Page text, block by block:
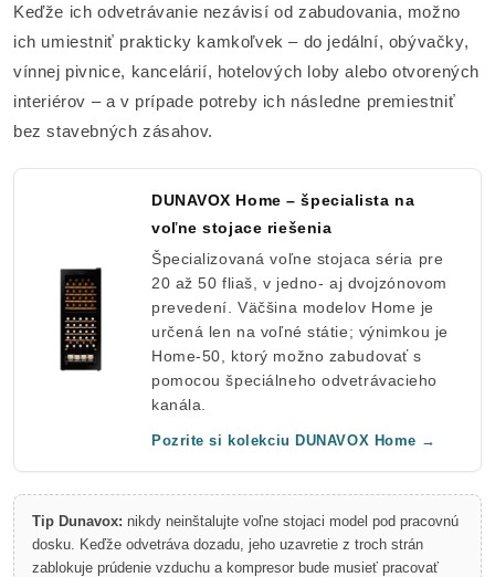
Keďže ich odvetrávanie nezávisí od zabudovania, možno
ich umiestniť prakticky kamkoľvek – do jedální, obývačky,
vínnej pivnice, kancelárií, hotelových loby alebo otvorených
interiérov – a v prípade potreby ich následne premiestniť
bez stavebných zásahov.
DUNAVOX Home – špecialista na
voľne stojace riešenia
Špecializovaná voľne stojaca séria pre
20 až 50 fliaš, v jedno- aj dvojzónovom
prevedení. Väčšina modelov Home je
určená len na voľné státie; výnimkou je
Home-50, ktorý možno zabudovať s
pomocou špeciálneho odvetrávacieho
kanála.
Pozrite si kolekciu DUNAVOX Home →
Tip Dunavox: nikdy neinštalujte voľne stojaci model pod pracovnú
dosku. Keďže odvetráva dozadu, jeho uzavretie z troch strán
zablokuje prúdenie vzduchu a kompresor bude musieť pracovať